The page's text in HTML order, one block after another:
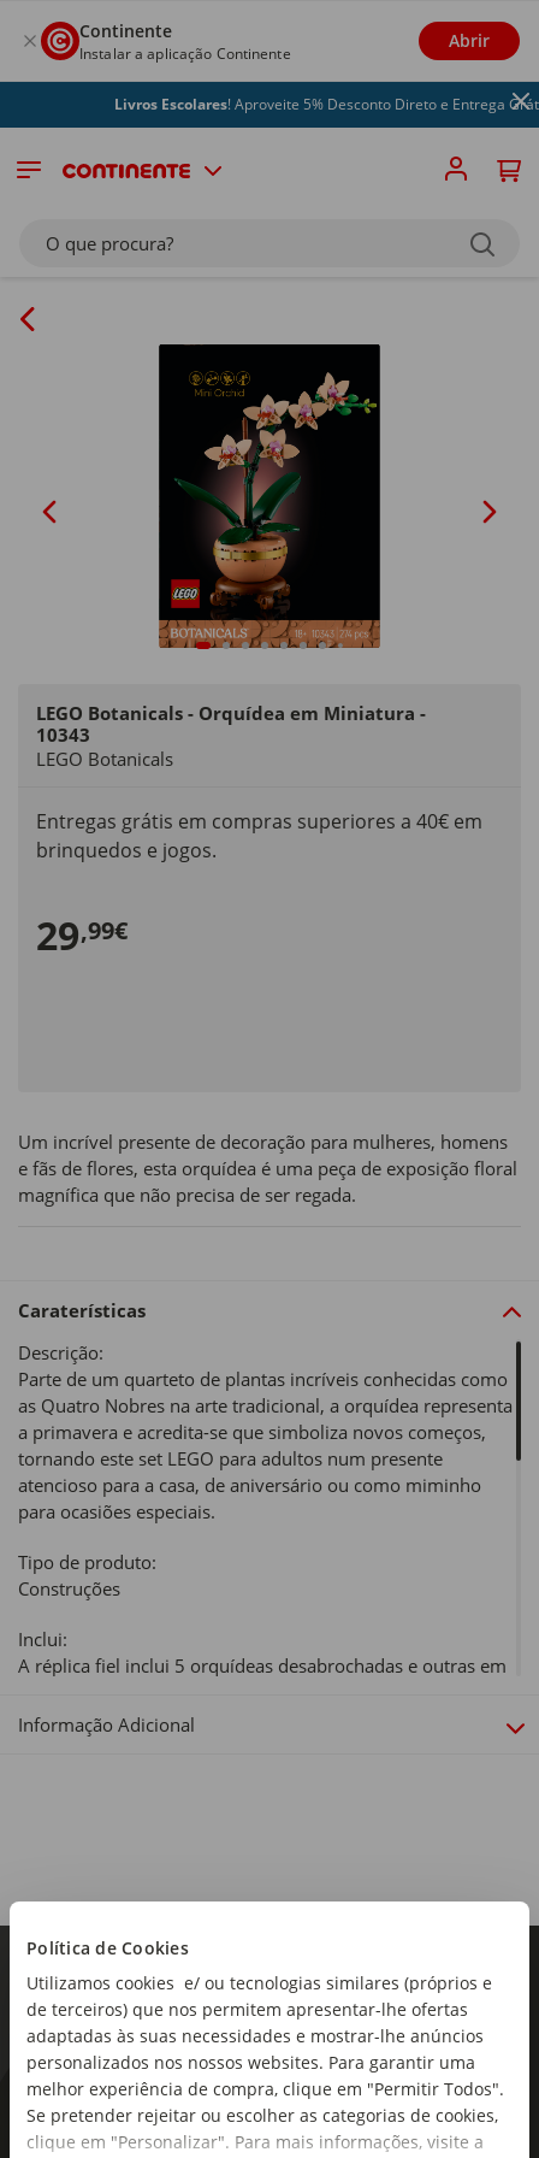
Política de Cookies
Utilizamos cookies e/ ou tecnologias similares (próprios e
de terceiros) que nos permitem apresentar-lhe ofertas
adaptadas às suas necessidades e mostrar-lhe anúncios
personalizados nos nossos websites. Para garantir uma
melhor experiência de compra, clique em "Permitir Todos".
Se pretender rejeitar ou escolher as categorias de cookies,
clique em "Personalizar". Para mais informações, visite a
Continente
Instalar a aplicação Continente
Abrir
Livros Escolares! Aproveite 5% Desconto Direto e Entrega Grátis
O que procura?
LEGO Botanicals - Orquídea em Miniatura -
10343
LEGO Botanicals
Entregas grátis em compras superiores a 40€ em
brinquedos e jogos.
29,99€
Um incrível presente de decoração para mulheres, homens
e fãs de flores, esta orquídea é uma peça de exposição floral
magnífica que não precisa de ser regada.
Caraterísticas
Descrição:
Parte de um quarteto de plantas incríveis conhecidas como
as Quatro Nobres na arte tradicional, a orquídea representa
a primavera e acredita-se que simboliza novos começos,
tornando este set LEGO para adultos num presente
atencioso para a casa, de aniversário ou como miminho
para ocasiões especiais.
Tipo de produto:
Construções
Inclui:
A réplica fiel inclui 5 orquídeas desabrochadas e outras em
Também inclui um vaso em tons leves de terracota, que
+18 Anos
Dimensões:
Largura x Profundidade x Altura: 19,1 x 26,2 x 6,1cm
Coleção:
Tudo a postos para o derradeiro desafio de construção
LEGO? A nossa série avançada LEGO Creator Expert inclui
Informação Adicional
As novidades mais frescas no
seu e-mail!